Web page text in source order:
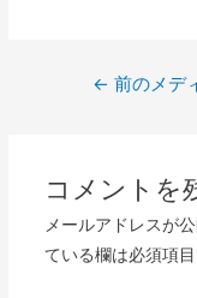
← 前のメデ
コメントを
メールアドレスが
ている欄は必須項